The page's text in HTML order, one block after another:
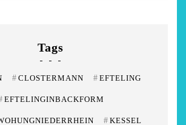
Tags
# CLOSTERMANN # EFTELING
EFTELINGINBACKFORM
# KESSEL